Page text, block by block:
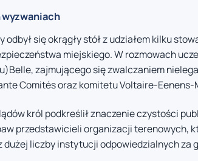
się okrągły stół z udziałem kilku
miejskiego. W rozmowach
zajmującego się zwalczaniem
Comités oraz komitetu Voltaire-Eenens-
król podkreślił znaczenie czystości
przedstawicieli organizacji terenowych,
liczby instytucji odpowiedzialnych za